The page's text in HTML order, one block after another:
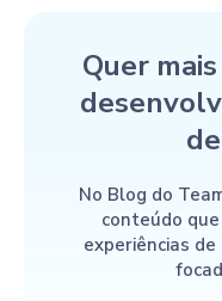
Quer
No Blog do
conteúdo
experiências